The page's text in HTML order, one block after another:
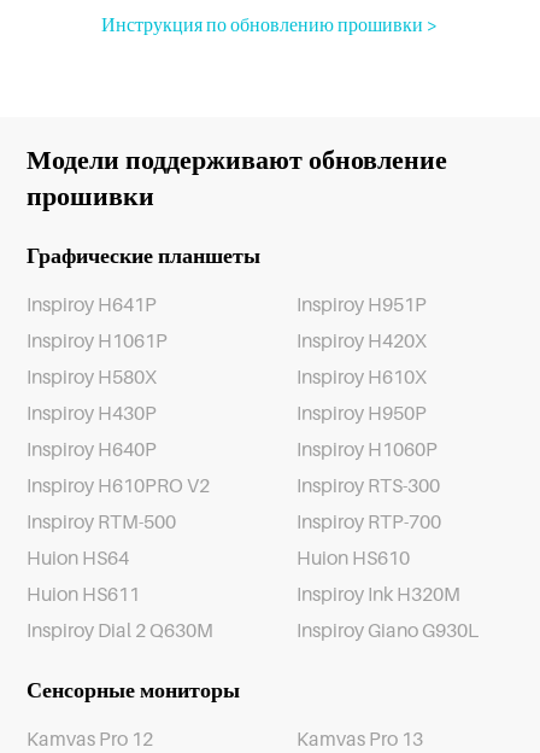
Инструкция по обновлению прошивки >
Модели поддерживают обновление
прошивки
Графические планшеты
Inspiroy H641P
Inspiroy H951P
Inspiroy H1061P
Inspiroy H420X
Inspiroy H580X
Inspiroy H610X
Inspiroy H430P
Inspiroy H950P
Inspiroy H640P
Inspiroy H1060P
Inspiroy H610PRO V2
Inspiroy RTS-300
Inspiroy RTM-500
Inspiroy RTP-700
Huion HS64
Huion HS610
Huion HS611
Inspiroy Ink H320M
Inspiroy Dial 2 Q630M
Inspiroy Giano G930L
Сенсорные мониторы
Kamvas Pro 12
Kamvas Pro 13